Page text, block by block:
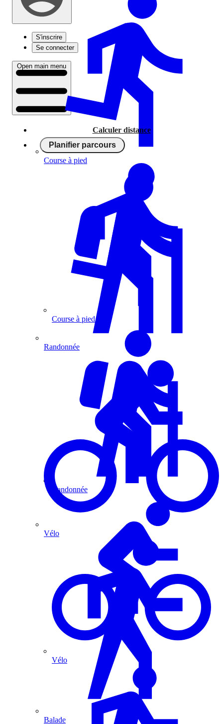
S'inscrire
Se connecter
Open main menu
Calculer distance
Planifier parcours
Course à pied
Randonnée
Vélo
Course à pied
Randonnée
Vélo
Balade